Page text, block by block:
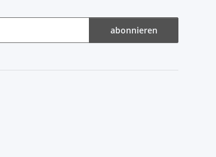
abonnieren